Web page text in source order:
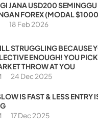
JANA USD200
FOREX (MODAL
18 Feb 2026
STRUGGLING BECAUSE
ENOUGH! YOU
THROW AT YOU
24 Dec 2025
IS FAST & LESS ENTRY
17 Dec 2025